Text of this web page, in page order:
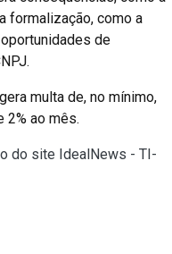
formalização, como a
de
multa de, no mínimo,
2% ao mês.
do site IdealNews - TI-